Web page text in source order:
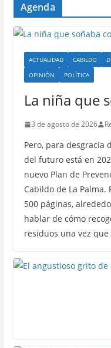
Agenda
ACTUALIDAD CABILDO
OPINIÓN
POLÍTICA
La niña que
3 de agosto de 2026
Pero, para desgracia
del futuro está en
nuevo Plan de
Cabildo de La
500 páginas,
hablar de cómo
residuos una vez